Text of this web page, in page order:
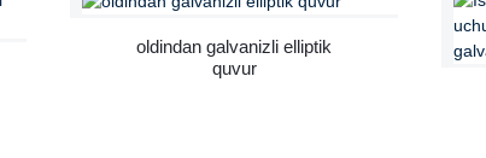
oldindan galvanizli elliptik
quvur